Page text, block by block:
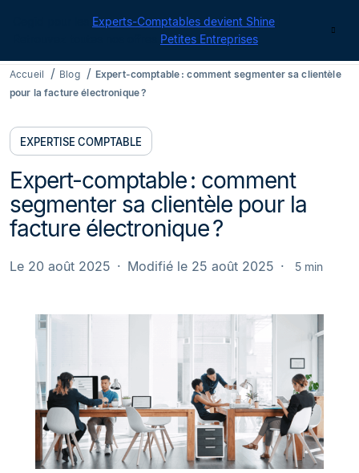
Experts-Comptables devient Shine
Petites Entreprises
Accueil Blog
Expert-comptable : comment segmenter sa clientèle
pour la facture électronique ?
EXPERTISE COMPTABLE
Expert-comptable : comment
segmenter sa clientèle pour la
facture électronique ?
Le 20 août 2025 Modifié le 25 août 2025 5 min